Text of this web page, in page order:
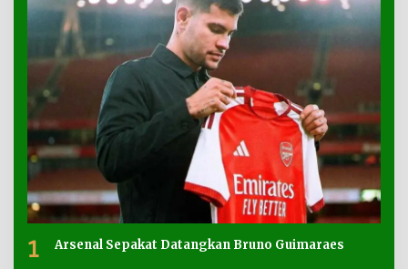
1 Arsenal Sepakat Datangkan Bruno Guimaraes